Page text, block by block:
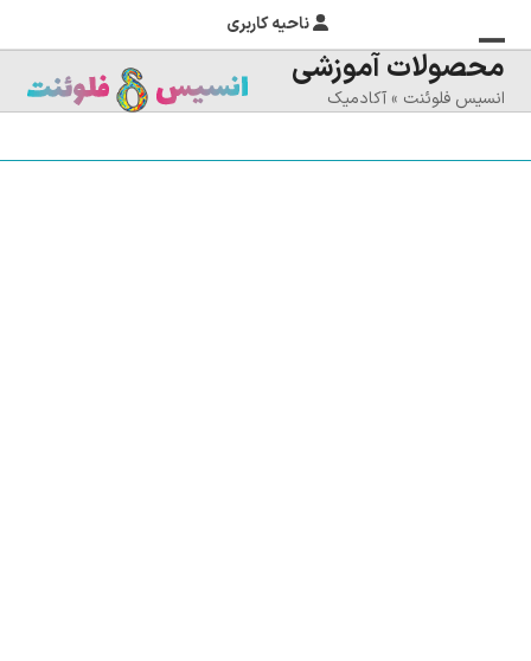
ناحیه کاربری
منوی
موبایل
بستن
منوی
محصولات آموزشی
انسیس فلوئنت »آکادمیک